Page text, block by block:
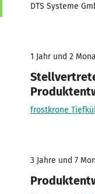
DTS Systeme
1 Jahr und 2
frostkrone
3 Jahre und 7